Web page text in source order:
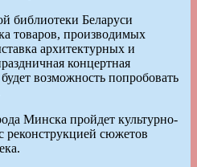
библиотеки Беларуси
товаров, производимых
архитектурных и
концертная
возможность попробовать
Минска пройдет культурно-
реконструкцией сюжетов